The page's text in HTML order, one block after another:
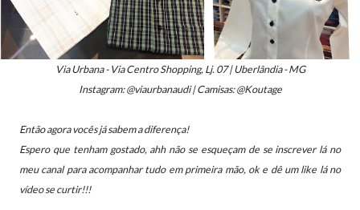
Via Urbana - Via Centro Shopping, Lj. 07 | Uberlândia - MG
Instagram: @viaurbanaudi | Camisas: @Koutage
Então agora vocês já sabem a diferença!
Espero que tenham gostado, ahh não se esqueçam de se inscrever lá no
meu canal para acompanhar tudo em primeira mão, ok e dê um like lá no
vídeo se curtir!!!